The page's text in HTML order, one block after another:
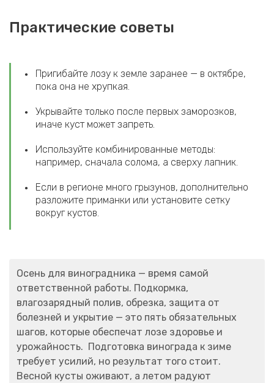
Практические советы
Пригибайте лозу к земле заранее — в октябре,
пока она не хрупкая.
Укрывайте только после первых заморозков,
иначе куст может запреть.
Используйте комбинированные методы:
например, сначала солома, а сверху лапник.
Если в регионе много грызунов, дополнительно
разложите приманки или установите сетку
вокруг кустов.
Осень для виноградника — время самой
ответственной работы. Подкормка,
влагозарядный полив, обрезка, защита от
болезней и укрытие — это пять обязательных
шагов, которые обеспечат лозе здоровье и
урожайность. Подготовка винограда к зиме
требует усилий, но результат того стоит.
Весной кусты оживают, а летом радуют